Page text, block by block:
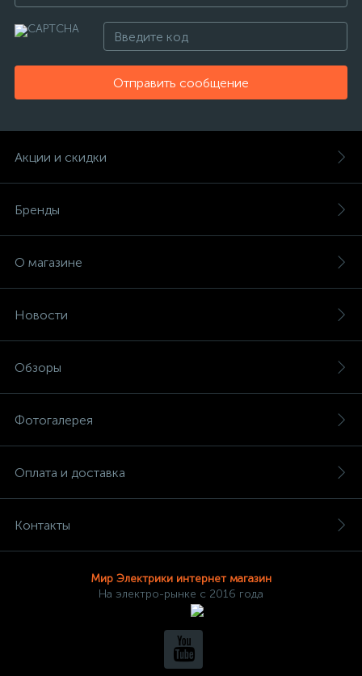
Отправить сообщение
Акции и скидки
Бренды
О магазине
Новости
Обзоры
Фотогалерея
Оплата и доставка
Контакты
Мир Электрики интернет магазин
На электро-рынке с 2016 года